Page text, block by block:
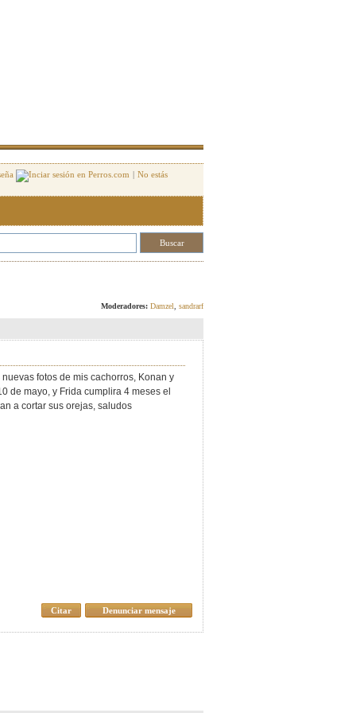
| No estás
Moderadores: Damzel sandrarf
fotos de mis cachorros, Konan y
de mayo, y Frida cumplira 4 meses el
a cortar sus orejas, saludos
Denunciar mensaje
Citar